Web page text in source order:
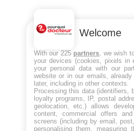
Welcome
With our 225 partners , we wish
your devices (cookies, pixels in
your personal data with our
website or in our emails,
later, including in other contexts.
Processing this data (identifiers,
loyalty programs, IP, postal
geolocation, etc.) allows
content, commercial offers
screens (including by email,
personalising them, measuring